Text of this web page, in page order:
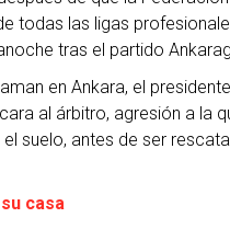
todas las ligas
tras el partido
en Ankara, el
al árbitro, agresión a la
suelo, antes de ser
casa